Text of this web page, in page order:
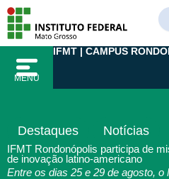
para
conteúdo
MENU
IFMT | CAMPUS
Destaques Notícias
IFMT Rondonópolis participa de
de inovação latino-americano
Entre os dias 25 e 29 de agosto,